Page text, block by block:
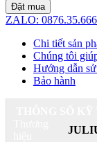
Đặt mua
ZALO:
Chi tiết sản
Chúng tôi
Hướng dẫn
Bảo hành